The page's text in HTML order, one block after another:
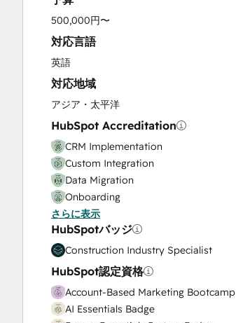
Sales and Marketing Alignment
Sales Coaching and Training
Sales Enablement
Search Engine Optimization
Social Media
Website Design
Website Migration
500,000円〜
対応言語
英語
対応地域
アジア・太平洋
HubSpot Accreditation
CRM Implementation
Custom Integration
Data Migration
Onboarding
Service Implementation
Solutions Architecture Design
さらに表示
HubSpotバッジ
Construction Industry Specialist
HubSpot認定資格
Account-Based Marketing Bootcamp
AI Essentials Badge